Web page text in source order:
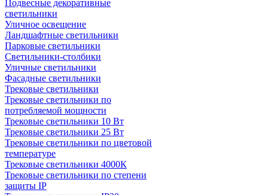
Подвесные декоративные
светильники
Уличное освещение
Ландшафтные светильники
Парковые светильники
Светильники-столбики
Уличные светильники
Фасадные светильники
Трековые светильники
Трековые светильники по
потребляемой мощности
Трековые светильники 10 Вт
Трековые светильники 25 Вт
Трековые светильники по цветовой
температуре
Трековые светильники 4000К
Трековые светильники по степени
защиты IP